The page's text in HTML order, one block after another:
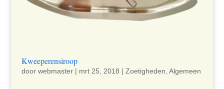
Kweeperensiroop
door webmaster| mrt 25, 2018 | Zoetigheden Algemeen